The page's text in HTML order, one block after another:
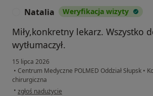
Natalia Weryfikacja wizyty
Miły,konkretny lekarz. Wszystko
wytłumaczył.
15 lipca 2026
• Centrum Medyczne POLMED Oddział Słupsk •
chirurgiczna
• w opinii użytkownika Natalia
zgłoś nadużycie